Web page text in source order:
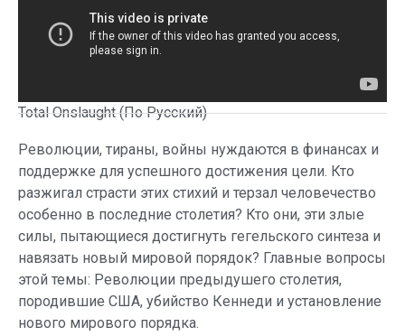
Total Onslaught (По Русский)
Революции, тираны, войны нуждаются в финансах и
поддержке для успешного достижения цели. Кто
разжигал страсти этих стихий и терзал человечество
особенно в последние столетия? Кто они, эти злые
силы, пытающиеся достигнуть гегельского синтеза и
навязать новый мировой порядок? Главные вопросы
этой темы: Революции предыдушего столетия,
породившие США, убийство Кеннеди и установление
нового мирового порядка.